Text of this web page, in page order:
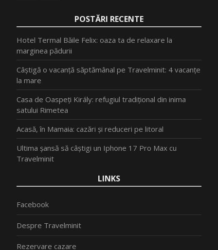
POSTĂRI RECENTE
Hotel Termal Băile Felix: oaza ta de relaxare la
marginea pădurii
Câștigă o vacanță săptămânal pe Travelminit: 4 vacanțe
la mare
Casa de Oaspeți Király: refugiul tradițional din inima
satului Rimetea
Acasă, în Mamaia: cazări și reduceri pe litoral
Ultima șansă să câștigi un Iphone 17 Pro Max cu
Travelminit
LINKS
Facebook
Despre Travelminit
Rezervare cazare